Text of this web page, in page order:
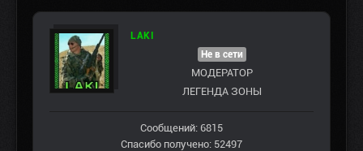
LAKI
Не в сети
МОДЕРАТОР
ЛЕГЕНДА ЗОНЫ
Сообщений: 6815
Спасибо получено: 52497